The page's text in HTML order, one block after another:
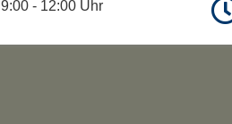
9:00 - 12:00 Uhr